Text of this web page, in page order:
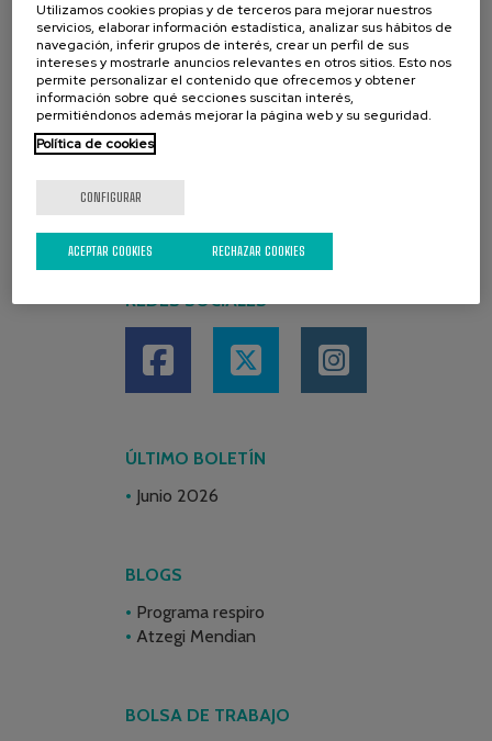
REDES SOCIALES
ÚLTIMO BOLETÍN
Junio 2026
BLOGS
Programa respiro
Atzegi Mendian
BOLSA DE TRABAJO
Utilizamos cookies propias y de terceros para mejorar nuestros
servicios, elaborar información estadística, analizar sus hábitos de
navegación, inferir grupos de interés, crear un perfil de sus
intereses y mostrarle anuncios relevantes en otros sitios. Esto nos
permite personalizar el contenido que ofrecemos y obtener
información sobre qué secciones suscitan interés,
permitiéndonos además mejorar la página web y su seguridad.
Política de cookies
CONFIGURAR
RECHAZAR COOKIES
ACEPTAR COOKIES